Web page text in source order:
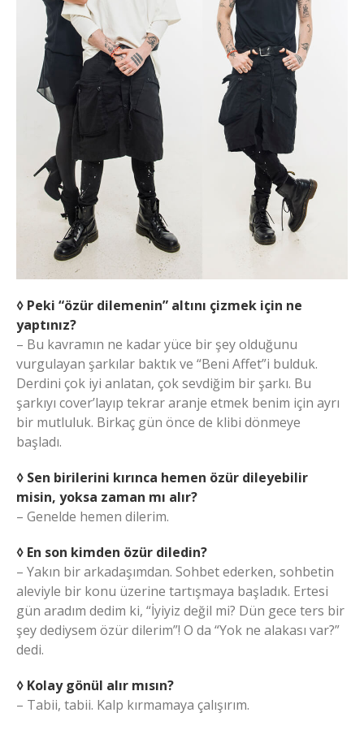
◊ Peki “özür dilemenin” altını çizmek için ne
yaptınız?
– Bu kavramın ne kadar yüce bir şey olduğunu
vurgulayan şarkılar baktık ve “Beni Affet”i bulduk.
Derdini çok iyi anlatan, çok sevdiğim bir şarkı. Bu
şarkıyı cover’layıp tekrar aranje etmek benim için ayrı
bir mutluluk. Birkaç gün önce de klibi dönmeye
başladı.
◊ Sen birilerini kırınca hemen özür dileyebilir
misin, yoksa zaman mı alır?
– Genelde hemen dilerim.
◊ En son kimden özür diledin?
– Yakın bir arkadaşımdan. Sohbet ederken, sohbetin
aleviyle bir konu üzerine tartışmaya başladık. Ertesi
gün aradım dedim ki, “İyiyiz değil mi? Dün gece ters bir
şey dediysem özür dilerim”! O da “Yok ne alakası var?”
dedi.
◊ Kolay gönül alır mısın?
– Tabii, tabii. Kalp kırmamaya çalışırım.